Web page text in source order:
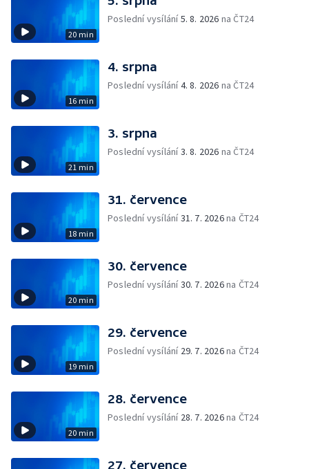
20 min
Poslední vysílání5. 8. 2026 na ČT24
16 min
4. srpna
Poslední vysílání4. 8. 2026 na ČT24
21 min
3. srpna
Poslední vysílání3. 8. 2026 na ČT24
18 min
31. července
Poslední vysílání31. 7. 2026na ČT24
20 min
30. července
Poslední vysílání30. 7. 2026na ČT24
19 min
29. července
Poslední vysílání 29. 7. 2026na ČT24
20 min
28. července
Poslední vysílání 28. 7. 2026na ČT24
27. července